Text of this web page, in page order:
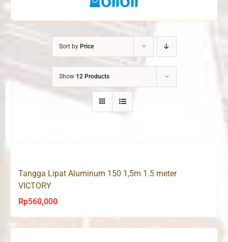
Sort by Price
Show 12 Products
Tangga Lipat Aluminum 150 1,5m 1.5 meter
VICTORY
Rp560,000